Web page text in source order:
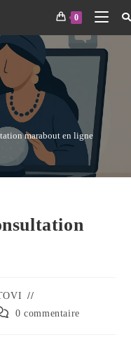
0
marabout en ligne
0 commentaire